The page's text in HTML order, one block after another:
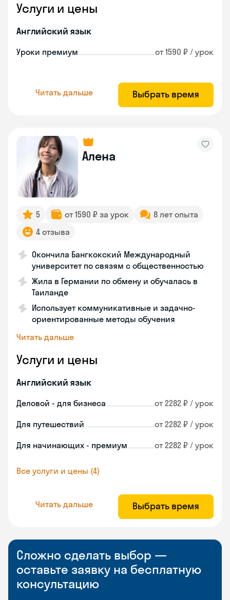
Услуги и цены
Английский язык
Уроки премиум от 1590 ₽ / урок
Читать дальше Выбрать время
Алена
5 от 1590 ₽ за урок
8 лет опыта
4 отзыва
Окончила Бангкокский Международный
университет по связям с общественностью
Жила в Германии по обмену и обучалась в
Таиланде
Использует коммуникативные и задачно-
ориентированные методы обучения
Читать дальше
Услуги и цены
Английский язык
Деловой - для бизнеса от 2282 ₽ / урок
Для путешествий от 2282 ₽ / урок
Для начинающих - премиум от 2282 ₽ / урок
Все услуги и цены (4)
Читать дальше Выбрать время
Сложно сделать выбор —
оставьте заявку на бесплатную
консультацию